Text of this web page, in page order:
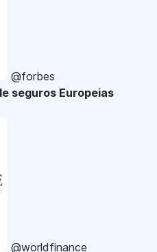
@forbes
seguros Europeias
@worldfinance